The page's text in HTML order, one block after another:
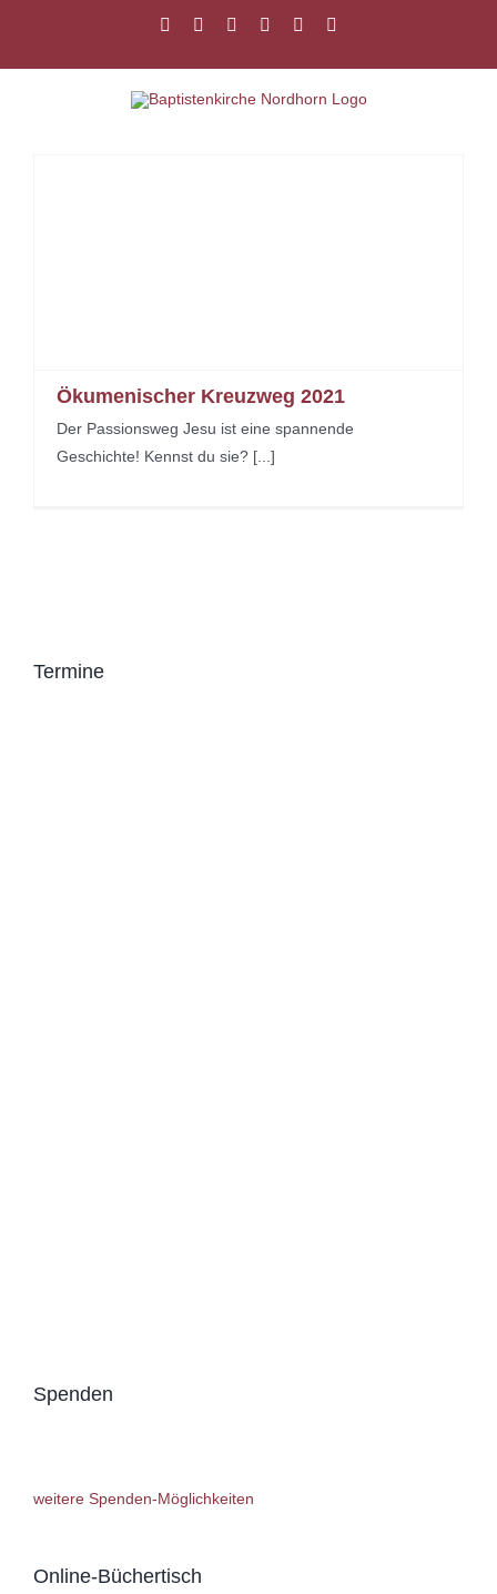
springen
FacebookInstagramYouTube
Spotify
Ökumenischer Kreuzweg 2021
Der Passionsweg Jesu ist eine spannende
Geschichte! Kennst du sie? [...]
Termine
Spenden
weitere Spenden-Möglichkeiten
Online-Büchertisch